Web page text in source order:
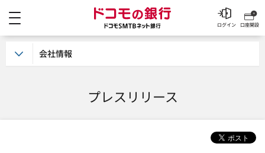
ドコモの銀行 ドコモ
口座開設
ログイン
プレスリリース
会社情報